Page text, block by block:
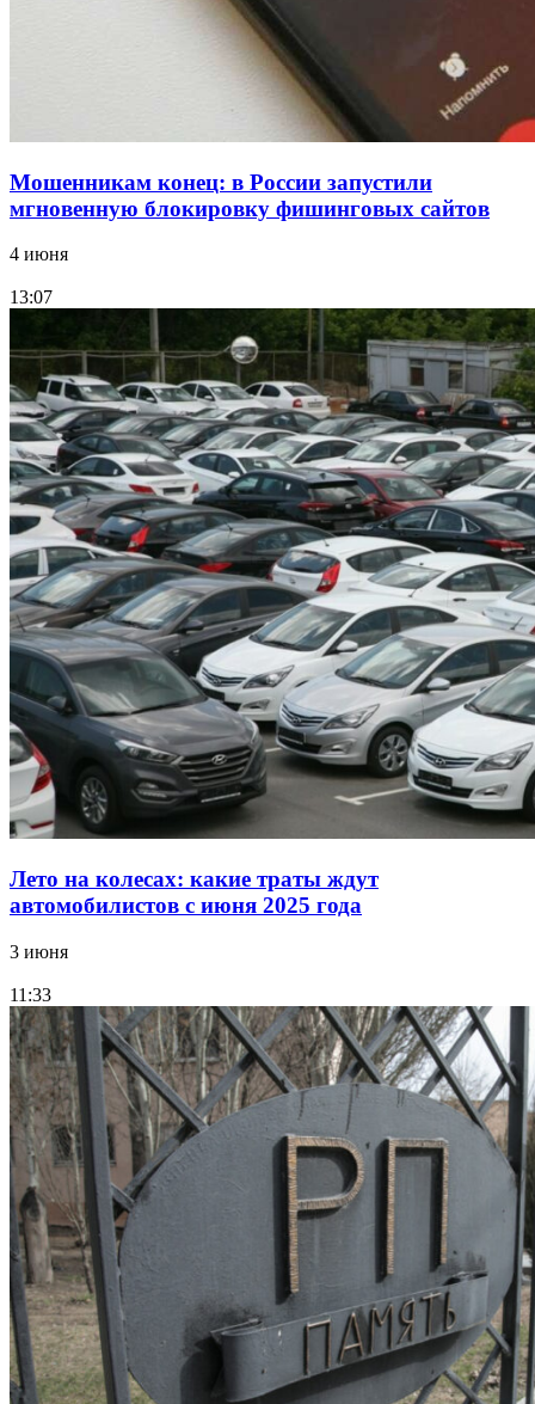
Мошенникам конец: в России запустили
мгновенную блокировку фишинговых сайтов
4 июня
13:07
Лето на колесах: какие траты ждут
автомобилистов с июня 2025 года
3 июня
11:33